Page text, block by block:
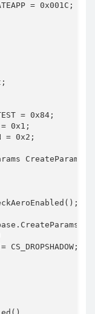
= 0x001C;
= 0x84;
0x1;
= 0x2;
CreateParams
CS_DROPSHADOW;